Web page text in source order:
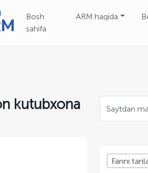
Bosh
sahifa
ARM haqida
kutubxona
Fanni